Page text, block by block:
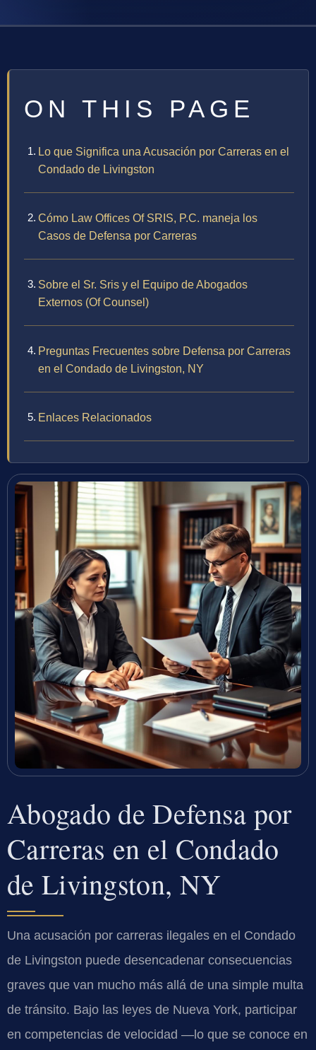
ON THIS PAGE
Lo que Significa una Acusación por Carreras en el
Condado de Livingston
Cómo Law Offices Of SRIS, P.C. maneja los
Casos de Defensa por Carreras
Sobre el Sr. Sris y el Equipo de Abogados
Externos (Of Counsel)
Preguntas Frecuentes sobre Defensa por Carreras
en el Condado de Livingston, NY
Enlaces Relacionados
Abogado de Defensa por
Carreras en el Condado
de Livingston, NY
Una acusación por carreras ilegales en el Condado
de Livingston puede desencadenar consecuencias
graves que van mucho más allá de una simple multa
de tránsito. Bajo las leyes de Nueva York, participar
en competencias de velocidad —lo que se conoce en